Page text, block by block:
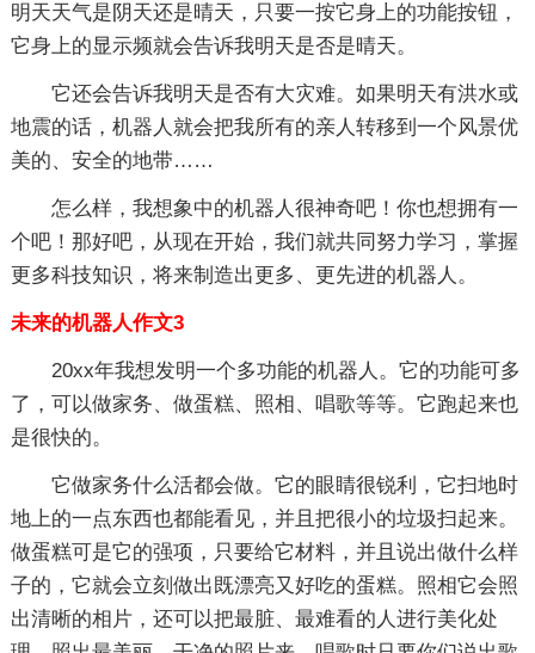
明天天气是阴天还是晴天，只要一按它身上的功能按钮，
它身上的显示频就会告诉我明天是否是晴天。
它还会告诉我明天是否有大灾难。如果明天有洪水或
地震的话，机器人就会把我所有的亲人转移到一个风景优
美的、安全的地带……
怎么样，我想象中的机器人很神奇吧！你也想拥有一
个吧！那好吧，从现在开始，我们就共同努力学习，掌握
更多科技知识，将来制造出更多、更先进的机器人。
未来的机器人作文3
20xx年我想发明一个多功能的机器人。它的功能可多
了，可以做家务、做蛋糕、照相、唱歌等等。它跑起来也
是很快的。
它做家务什么活都会做。它的眼睛很锐利，它扫地时
地上的一点东西也都能看见，并且把很小的垃圾扫起来。
做蛋糕可是它的强项，只要给它材料，并且说出做什么样
子的，它就会立刻做出既漂亮又好吃的蛋糕。照相它会照
出清晰的相片，还可以把最脏、最难看的人进行美化处